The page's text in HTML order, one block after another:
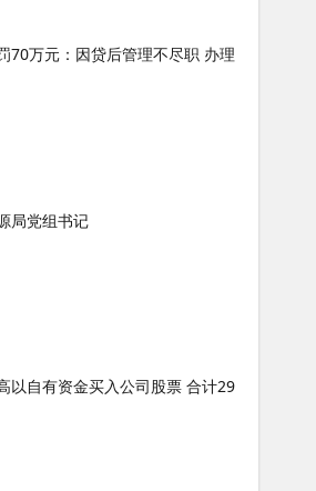
70万元：因贷后管理不尽职 办理
局党组书记
以自有资金买入公司股票 合计29